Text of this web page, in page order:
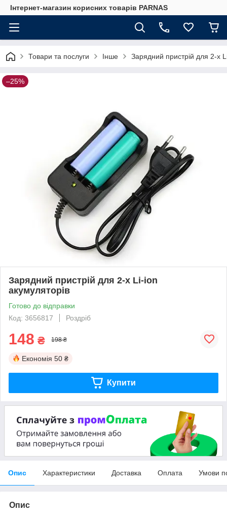
Інтернет-магазин корисних товарів PARNAS
Товари та послуги Інше Зарядний пристрій для 2-х
–25%
Зарядний пристрій для 2-х Li-ion
акумуляторів
Готово до відправки
Код: 3656817
Роздріб
148 ₴ 198 ₴
Економія 50 ₴
Купити
Опис Характеристики Доставка Оплата Умови
Опис